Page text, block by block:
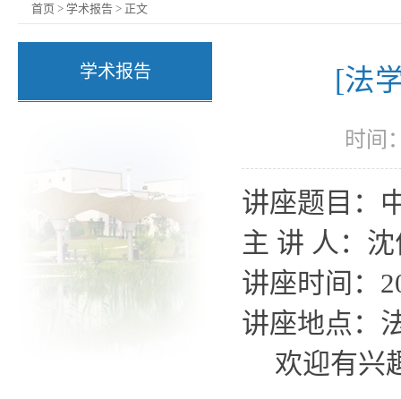
首页 > 学术报告 > 正文
学术报告 [法
时间
讲座题目：
主 讲 人：
讲座时间：
讲座地点：
欢迎有兴